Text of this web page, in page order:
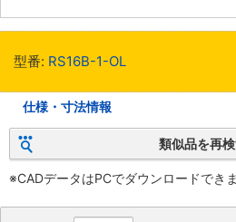
型番: RS16B-1-OL
仕様・寸法情報
類似品を再
※CADデータはPCでダウンロードでき